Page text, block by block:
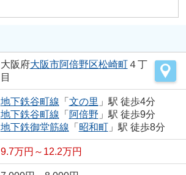
大阪府大阪市阿倍野区松崎町４丁
目
地下鉄谷町線 「 文の里 」駅 徒歩4分
地下鉄谷町線 「 阿倍野 」駅 徒歩9分
地下鉄御堂筋線 「 昭和町」駅 徒歩8分
9.7万円～12.2万円